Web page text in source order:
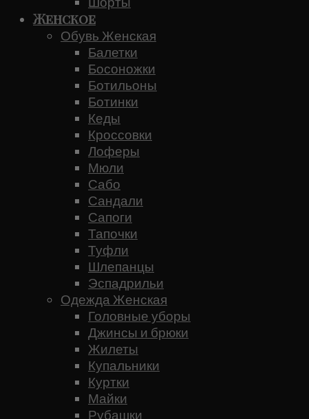
Женское
Обувь Женская
Балетки
Босоножки
Ботильоны
Ботинки
Кеды
Кроссовки
Лоферы
Мюли
Сабо
Сандали
Сапоги
Тапочки
Туфли
Шлепанцы
Эспадрильи
Одежда Женская
Головные уборы
Джинсы и брюки
Жилеты
Купальники
Куртки
Майки
Рубашки